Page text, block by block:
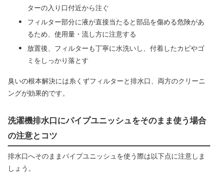
ターの入り口付近から注ぐ
フィルター部分に液が直接当たると部品を傷める危険があ
るため、使用量・流し方に注意する
放置後、フィルターも丁寧に水洗いし、付着したカビやゴ
ミをしっかり落とす
臭いの根本解決には糸くずフィルターと排水口、両方のクリーニ
ングが効果的です。
洗濯機排水口にパイプユニッシュをそのまま使う場合
の注意とコツ
排水口へそのままパイプユニッシュを使う際は以下点に注意しま
しょう。